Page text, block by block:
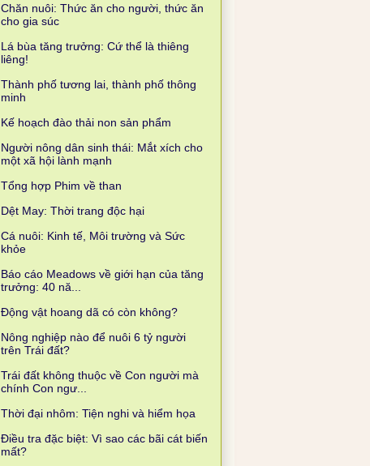
Chăn nuôi: Thức ăn cho người, thức ăn
cho gia súc
Lá bùa tăng trưởng: Cứ thể là thiêng
liêng!
Thành phố tương lai, thành phố thông
minh
Kế hoạch đào thải non sản phẩm
Người nông dân sinh thái: Mắt xích cho
một xã hội lành mạnh
Tổng hợp Phim về than
Dệt May: Thời trang độc hại
Cá nuôi: Kinh tế, Môi trường và Sức
khỏe
Báo cáo Meadows về giới hạn của tăng
trưởng: 40 nă...
Động vật hoang dã có còn không?
Nông nghiệp nào để nuôi 6 tỷ người
trên Trái đất?
Trái đất không thuộc về Con người mà
chính Con ngư...
Thời đại nhôm: Tiện nghi và hiểm họa
Điều tra đặc biệt: Vì sao các bãi cát biến
mất?